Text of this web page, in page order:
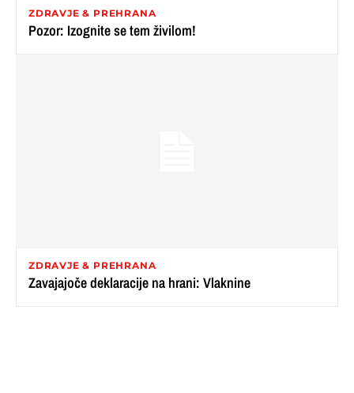
ZDRAVJE & PREHRANA
Pozor: Izognite se tem živilom!
ZDRAVJE & PREHRANA
Zavajajoče deklaracije na hrani: Vlaknine